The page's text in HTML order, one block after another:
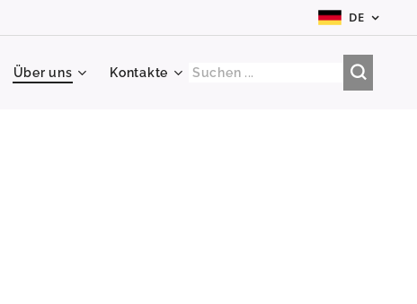
DE
Über uns Kontakte